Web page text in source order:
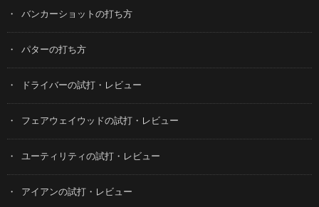
バンカーショットの打ち方
パターの打ち方
ドライバーの試打・レビュー
フェアウェイウッドの試打・レビュー
ユーティリティの試打・レビュー
アイアンの試打・レビュー